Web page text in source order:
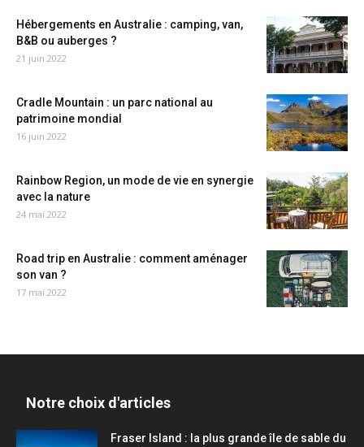
Hébergements en Australie : camping, van,
B&B ou auberges ?
21 juin 2022
Cradle Mountain : un parc national au
patrimoine mondial
16 juin 2022
Rainbow Region, un mode de vie en synergie
avec la nature
24 mai 2022
Road trip en Australie : comment aménager
son van ?
17 mai 2022
Notre choix d'articles
Fraser Island : la plus grande île de sable du